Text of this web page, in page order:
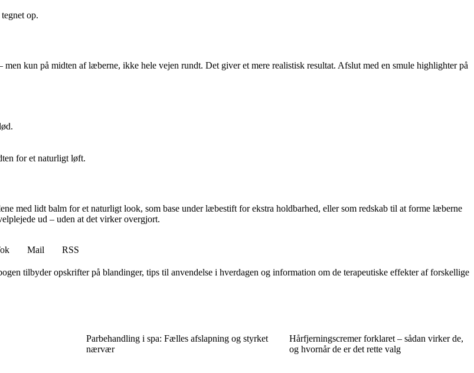
op.
men kun på midten af læberne, ikke hele vejen rundt. Det giver et mere realistisk resultat. Afslut med en smule highlighter på
for et naturligt løft.
med lidt balm for et naturligt look, som base under læbestift for ekstra holdbarhed, eller som redskab til at forme læberne
ud – uden at det virker overgjort.
Mail
RSS
tilbyder opskrifter på blandinger, tips til anvendelse i hverdagen og information om de terapeutiske effekter af forskellige
Parbehandling i spa: Fælles afslapning og styrket
nærvær
Hårfjerningscremer forklaret – sådan virker de,
og hvornår de er det rette valg